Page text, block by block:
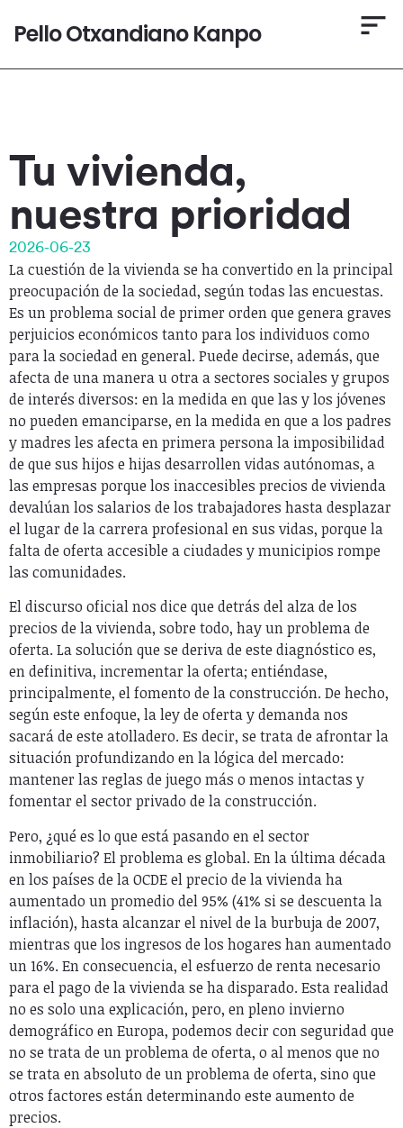
Pello Otxandiano Kanpo
Tu vivienda,
nuestra prioridad
2026-06-23
La cuestión de la vivienda se ha convertido en la principal
preocupación de la sociedad, según todas las encuestas.
Es un problema social de primer orden que genera graves
perjuicios económicos tanto para los individuos como
para la sociedad en general. Puede decirse, además, que
afecta de una manera u otra a sectores sociales y grupos
de interés diversos: en la medida en que las y los jóvenes
no pueden emanciparse, en la medida en que a los padres
y madres les afecta en primera persona la imposibilidad
de que sus hijos e hijas desarrollen vidas autónomas, a
las empresas porque los inaccesibles precios de vivienda
devalúan los salarios de los trabajadores hasta desplazar
el lugar de la carrera profesional en sus vidas, porque la
falta de oferta accesible a ciudades y municipios rompe
las comunidades.
El discurso oficial nos dice que detrás del alza de los
precios de la vivienda, sobre todo, hay un problema de
oferta. La solución que se deriva de este diagnóstico es,
en definitiva, incrementar la oferta; entiéndase,
principalmente, el fomento de la construcción. De hecho,
según este enfoque, la ley de oferta y demanda nos
sacará de este atolladero. Es decir, se trata de afrontar la
situación profundizando en la lógica del mercado:
mantener las reglas de juego más o menos intactas y
fomentar el sector privado de la construcción.
Pero, ¿qué es lo que está pasando en el sector
inmobiliario? El problema es global. En la última década
en los países de la OCDE el precio de la vivienda ha
aumentado un promedio del 95% (41% si se descuenta la
inflación), hasta alcanzar el nivel de la burbuja de 2007,
mientras que los ingresos de los hogares han aumentado
un 16%. En consecuencia, el esfuerzo de renta necesario
para el pago de la vivienda se ha disparado. Esta realidad
no es solo una explicación, pero, en pleno invierno
demográfico en Europa, podemos decir con seguridad que
no se trata de un problema de oferta, o al menos que no
se trata en absoluto de un problema de oferta, sino que
otros factores están determinando este aumento de
precios.